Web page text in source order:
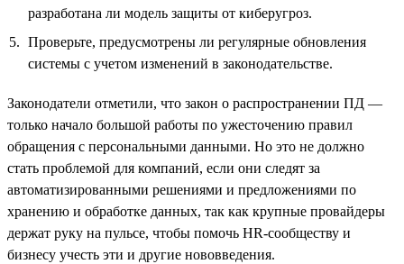
разработана ли модель защиты от киберугроз.
Проверьте, предусмотрены ли регулярные обновления
системы с учетом изменений в законодательстве.
Законодатели отметили, что закон о распространении ПД —
только начало большой работы по ужесточению правил
обращения с персональными данными. Но это не должно
стать проблемой для компаний, если они следят за
автоматизированными решениями и предложениями по
хранению и обработке данных, так как крупные провайдеры
держат руку на пульсе, чтобы помочь HR-сообществу и
бизнесу учесть эти и другие нововведения.